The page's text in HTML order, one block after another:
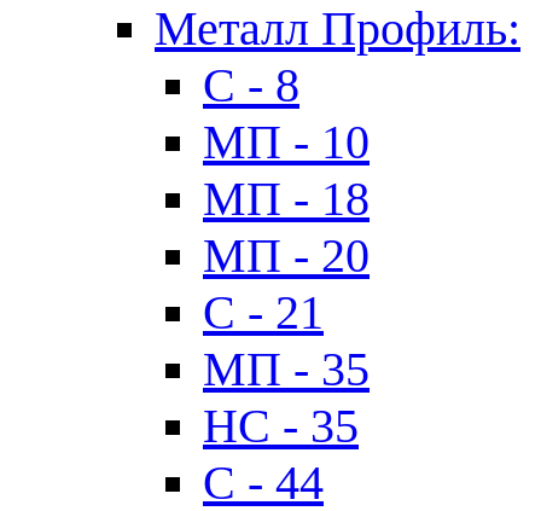
Металл Профиль:
C - 8
МП - 10
МП - 18
МП - 20
C - 21
МП - 35
HC - 35
C - 44